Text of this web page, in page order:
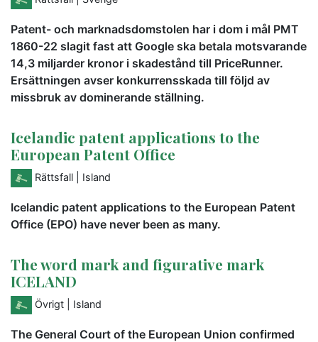
Patent- och marknadsdomstolen har i dom i mål PMT
1860-22 slagit fast att Google ska betala motsvarande
14,3 miljarder kronor i skadestånd till PriceRunner.
Ersättningen avser konkurrensskada till följd av
missbruk av dominerande ställning.
Icelandic patent applications to the
European Patent Office
Rättsfall | Island
Icelandic patent applications to the European Patent
Office (EPO) have never been as many.
The word mark and figurative mark
ICELAND
Övrigt | Island
The General Court of the European Union confirmed